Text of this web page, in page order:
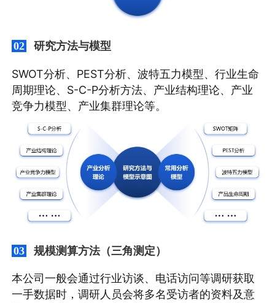
02 研究方法与模型
SWOT分析、PEST分析、波特五力模型、行业生命
周期理论、S-C-P分析方法、产业结构理论、产业
竞争力模型、产业集群理论等。
03 规模测算方法（三角测定）
本公司一般会通过行业访谈、电话访问等调研获取
一手数据时，调研人员会将多名受访者的资料及意